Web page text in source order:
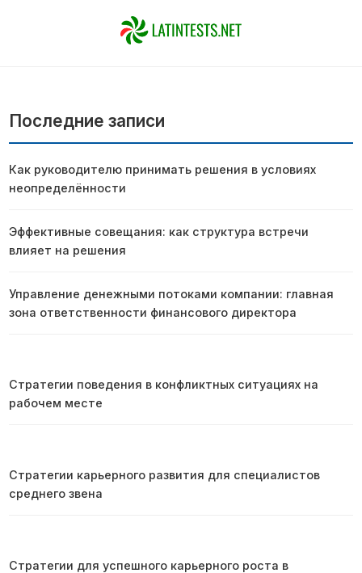
Последние записи
Как руководителю принимать решения в условиях
неопределённости
Эффективные совещания: как структура встречи
влияет на решения
Управление денежными потоками компании: главная
зона ответственности финансового директора
Стратегии поведения в конфликтных ситуациях на
рабочем месте
Стратегии карьерного развития для специалистов
среднего звена
Стратегии для успешного карьерного роста в